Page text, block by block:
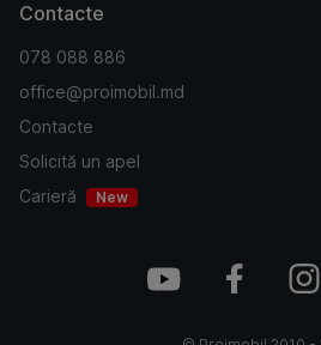
Contacte
078 088 886
office@proimobil.md
Contacte
Solicită un apel
Carieră
New